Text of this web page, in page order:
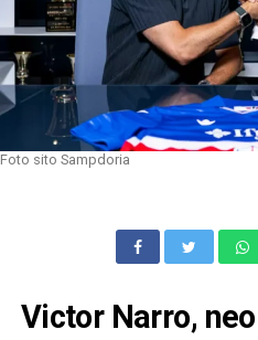
Foto sito Sampdoria
Victor Narro,